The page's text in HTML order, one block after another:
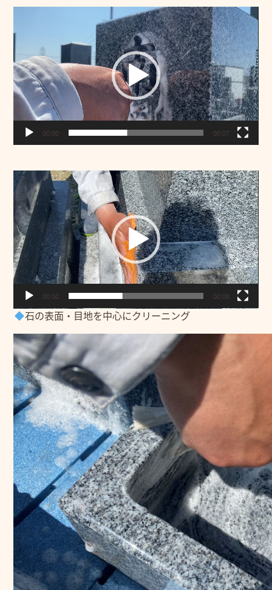
レ
ー
ヤ
ー
00:00 00:07
動
画
プ
レ
ー
ヤ
ー
00:00 00:08
石の表面・目地を中心にクリーニング